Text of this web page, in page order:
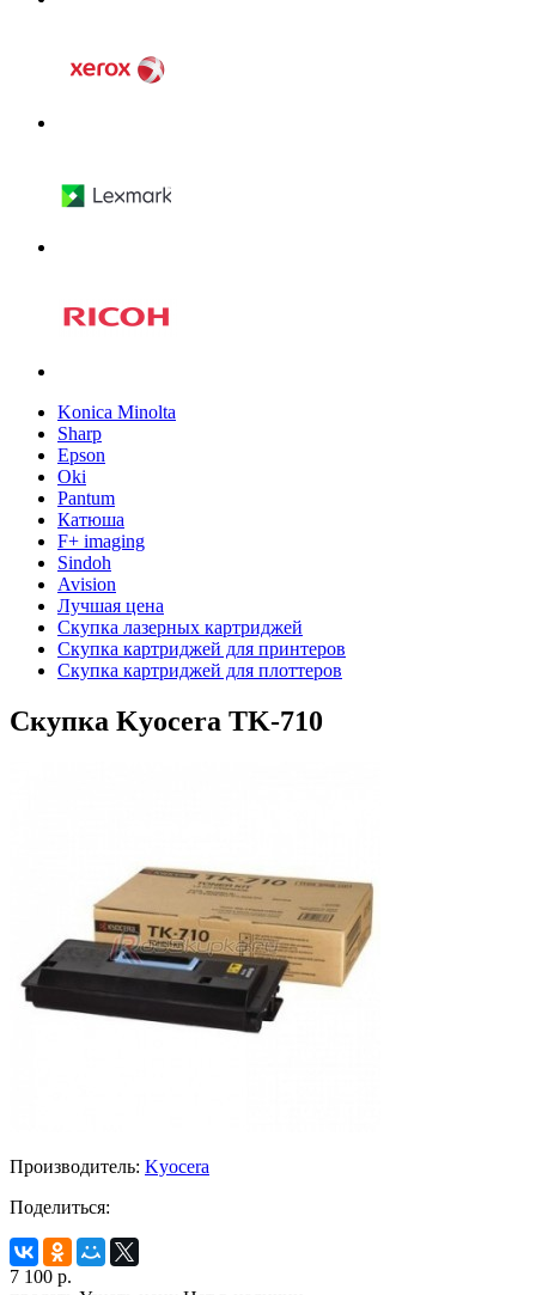
Konica Minolta
Sharp
Epson
Oki
Pantum
Катюша
F+ imaging
Sindoh
Avision
Лучшая цена
Скупка лазерных картриджей
Скупка картриджей для принтеров
Скупка картриджей для плоттеров
Скупка Kyocera TK-710
Производитель: Kyocera
Поделиться:
7 100 р.